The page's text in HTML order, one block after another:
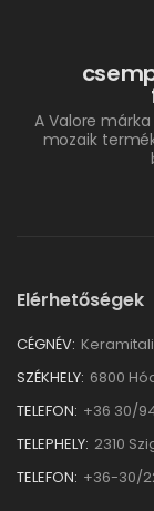
A Valore
mozaik
Elérhetőségek
CÉGNÉV:
SZÉKHELY: 6800
TELEFON: +36 30/
TELEPHELY: 2310
TELEFON: +36-30/